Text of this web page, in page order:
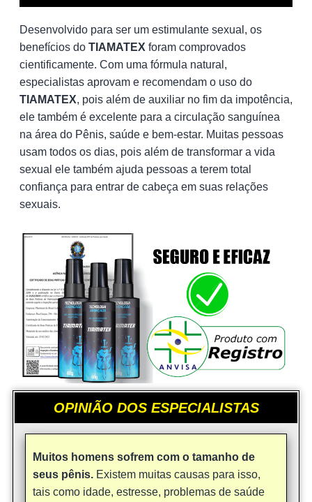
Desenvolvido para ser um estimulante sexual, os
benefícios do TIAMATEX foram comprovados
cientificamente. Com uma fórmula natural,
especialistas aprovam e recomendam o uso do
TIAMATEX, pois além de auxiliar no fim da impotência,
ele também é excelente para a circulação sanguínea
na área do Pênis, saúde e bem-estar. Muitas pessoas
usam todos os dias, pois além de transformar a vida
sexual ele também ajuda pessoas a terem total
confiança para entrar de cabeça em suas relações
sexuais.
OPINIÃO DOS ESPECIALISTAS
Muitos homens sofrem com o tamanho de
seus pênis. Existem muitas causas para isso,
tais como idade, estresse, problemas de saúde